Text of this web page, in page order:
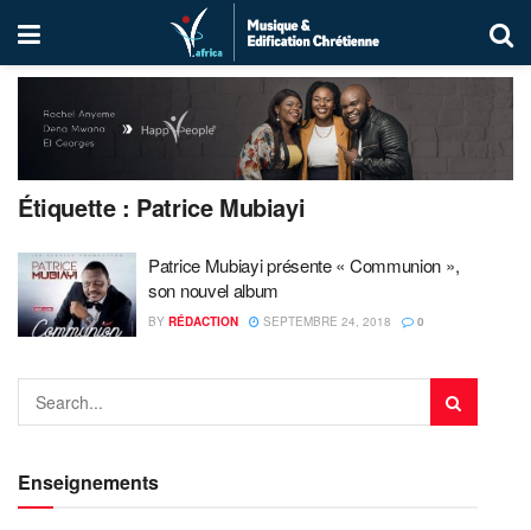
Étiquette : Patrice Mubiayi
Patrice Mubiayi présente « Communion »,
son nouvel album
BY RÉDACTION SEPTEMBRE 24, 2018 0
Enseignements